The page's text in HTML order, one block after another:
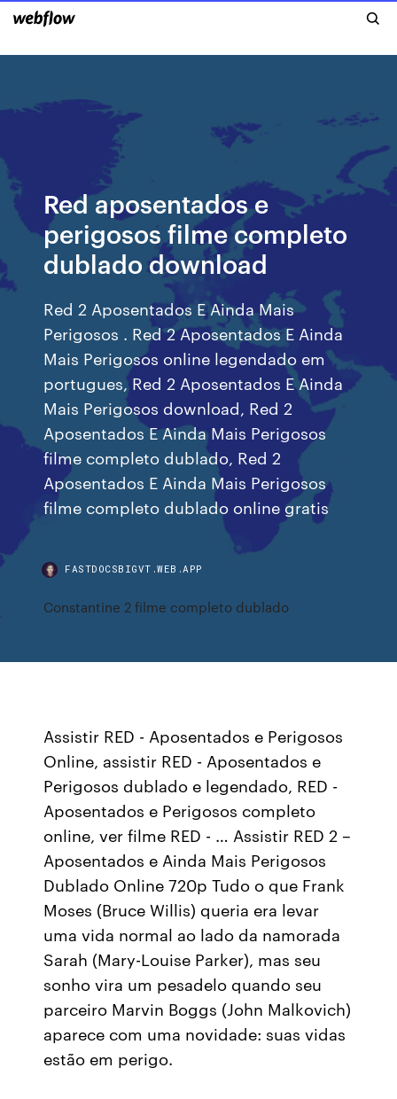
Red aposentados e
perigosos filme completo
dublado download
Red 2 Aposentados E Ainda Mais
Perigosos . Red 2 Aposentados E Ainda
Mais Perigosos online legendado em
portugues, Red 2 Aposentados E Ainda
Mais Perigosos download, Red 2
Aposentados E Ainda Mais Perigosos
filme completo dublado, Red 2
Aposentados E Ainda Mais Perigosos
filme completo dublado online gratis
FASTDOCSBIGVT.WEB.APP
Constantine 2 filme completo dublado
Assistir RED - Aposentados e Perigosos
Online, assistir RED - Aposentados e
Perigosos dublado e legendado, RED -
Aposentados e Perigosos completo
online, ver filme RED - … Assistir RED 2 –
Aposentados e Ainda Mais Perigosos
Dublado Online 720p Tudo o que Frank
Moses (Bruce Willis) queria era levar
uma vida normal ao lado da namorada
Sarah (Mary-Louise Parker), mas seu
sonho vira um pesadelo quando seu
parceiro Marvin Boggs (John Malkovich)
aparece com uma novidade: suas vidas
estão em perigo.